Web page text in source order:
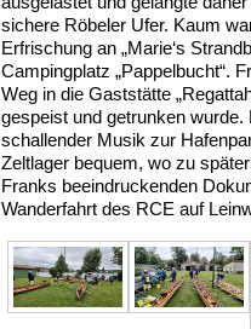
sichere Röbeler Ufer. Kaum
Erfrischung an „Marie‘s
Campingplatz „Pappelbucht“.
Weg in die Gaststätte
gespeist und getrunken
schallender Musik zur
Zeltlager bequem, wo zu
Franks beeindruckenden
Wanderfahrt des RCE auf